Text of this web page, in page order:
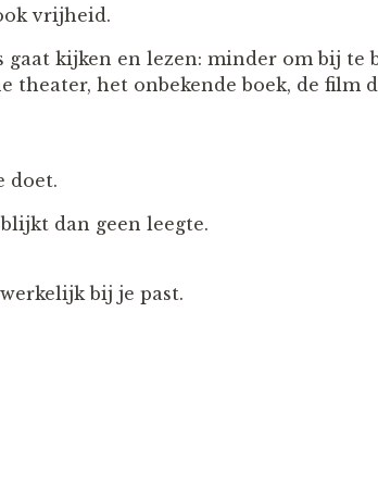
vrijheid.
kijken en lezen: minder om bij te
theater, het onbekende boek, de film
doet.
dan geen leegte.
bij je past.